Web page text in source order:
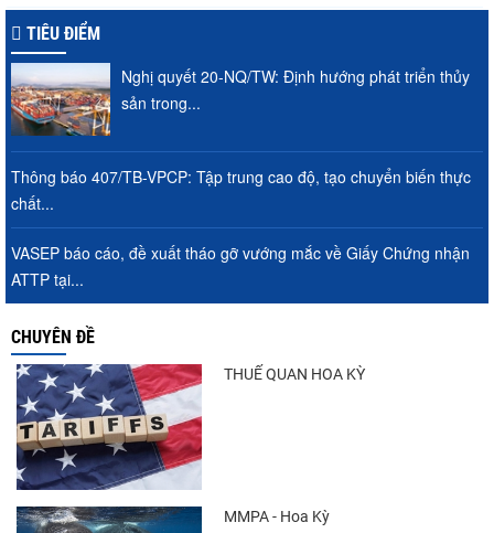
VASEP chào đón Công ty Cổ phần Thương
mại Sim Ba gia nhập...
Trung Quốc tăng mạnh nhập khẩu mực,
trong khi nguồn cung...
TIÊU ĐIỂM
Nghị quyết 20-NQ/TW: Định hướng phát triển thủy
sản trong...
Thông báo 407/TB-VPCP: Tập trung cao độ, tạo chuyển biến thực
chất...
VASEP báo cáo, đề xuất tháo gỡ vướng mắc về Giấy Chứng nhận
ATTP tại...
CHUYÊN ĐỀ
THUẾ QUAN HOA KỲ
MMPA - Hoa Kỳ